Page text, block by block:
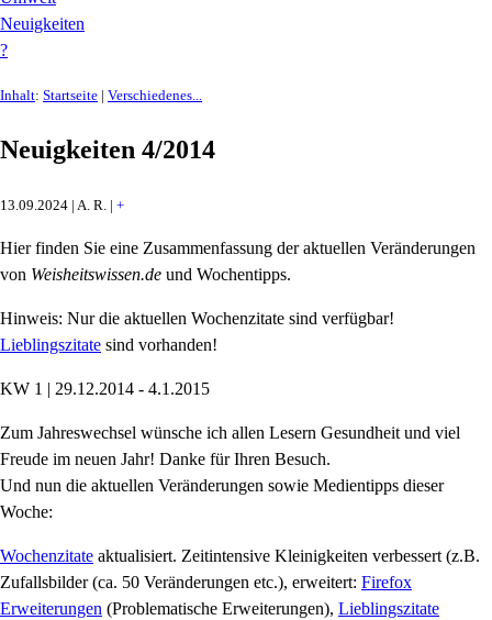
Neuigkeiten
?
Inhalt: Startseite | Verschiedenes...
Neuigkeiten 4/2014
13.09.2024 | A. R. | +
Hier finden Sie eine Zusammenfassung der aktuellen Veränderungen
von Weisheitswissen.de und Wochentipps.
Hinweis: Nur die aktuellen Wochenzitate sind verfügbar!
Lieblingszitate sind vorhanden!
KW 1 | 29.12.2014 - 4.1.2015
Zum Jahreswechsel wünsche ich allen Lesern Gesundheit und viel
Freude im neuen Jahr! Danke für Ihren Besuch.
Und nun die aktuellen Veränderungen sowie Medientipps dieser
Woche:
Wochenzitate aktualisiert. Zeitintensive Kleinigkeiten verbessert (z.B.
Zufallsbilder (ca. 50 Veränderungen etc.), erweitert: Firefox
Erweiterungen (Problematische Erweiterungen), Lieblingszitate